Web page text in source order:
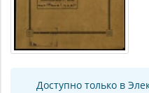
Доступно только в